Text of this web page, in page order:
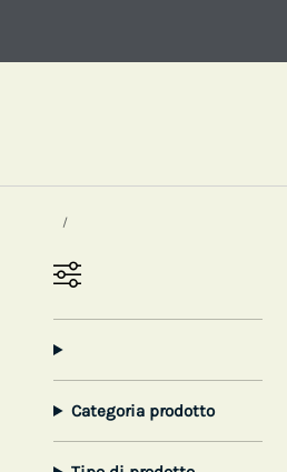
Categoria prodotto